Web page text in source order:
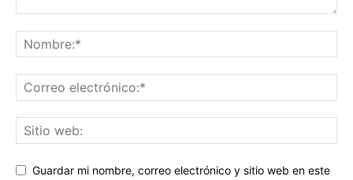
Guardar mi nombre, correo electrónico y sitio web en este